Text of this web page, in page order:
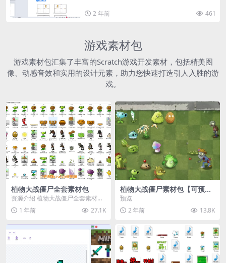
2 年前 461
游戏素材包
游戏素材包汇集了丰富的Scratch游戏开发素材，包括精美图
像、动感音效和实用的设计元素，助力您快速打造引人入胜的游
戏。
植物大战僵尸全套素材包
资源介绍 植物大战僵尸全套素材
包，包含227个丰富多样的素材，
涵盖角色、背景、动...
1 年前 27.1K
植物大战僵尸素材包【可预
览】
预览
2 年前
13.8K